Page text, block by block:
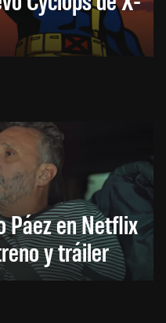
Páez en Netflix
y tráiler